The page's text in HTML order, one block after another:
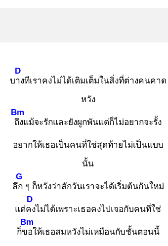
บาง
D
ทีเราคงไม่ได้เติมเต็มในสิ่งที่ต่างคนคาด
หวัง
ถึง
Bm
แม้จะรักและยังผูกพันแต่ก็ไม่อยากจะรั้ง
อยากให้เธอเป็นคนที่ใช่สุดท้ายไม่เป็นแบบ
นั้น
ลึก
G
ๆ ก็หวังว่าสักวันเราจะได้เริ่มต้นกันใหม่
แต่คง
D
ไม่ได้เพราะเธอคงไปเจอกับคนที่ใช่
ก็ขอ
Bm
ให้เธอสมหวังไม่เหมือนกับชั้นตอนนี้